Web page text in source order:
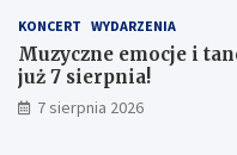
m
i
w
y
KONCERT WYDARZENIA
Muzyczne emocje i
już 7 sierpnia!
7 sierpnia 2026